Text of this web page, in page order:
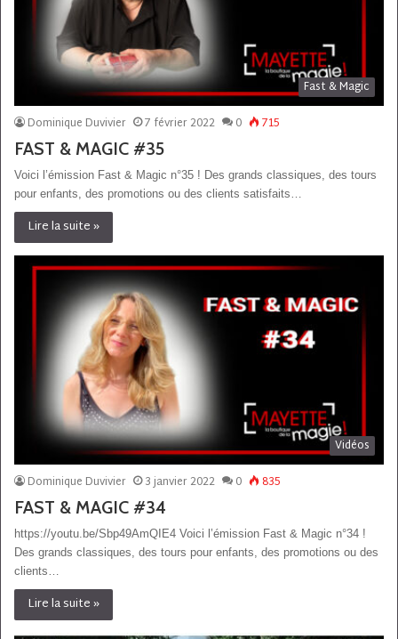
Fast & Magic
Dominique Duvivier
7 février 2022 0 715
FAST & MAGIC #35
Voici l’émission Fast & Magic n°35 ! Des grands classiques, des tours
pour enfants, des promotions ou des clients satisfaits…
Lire la suite »
Vidéos
Dominique Duvivier
3 janvier 2022 0 835
FAST & MAGIC #34
https://youtu.be/Sbp49AmQIE4 Voici l’émission Fast & Magic n°34 !
Des grands classiques, des tours pour enfants, des promotions ou des
clients…
Lire la suite »